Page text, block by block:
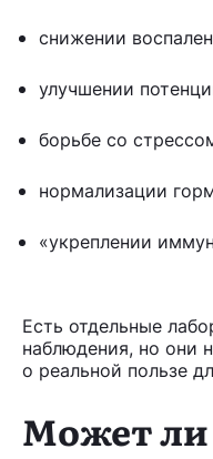
снижении
улучшении
борьбе со
нормализации
«укреплении
Есть отдельные
наблюдения, но они
о реальной пользе
Может ли